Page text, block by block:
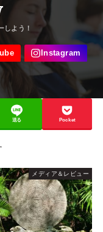
送る Pocket
メディア＆レビュー